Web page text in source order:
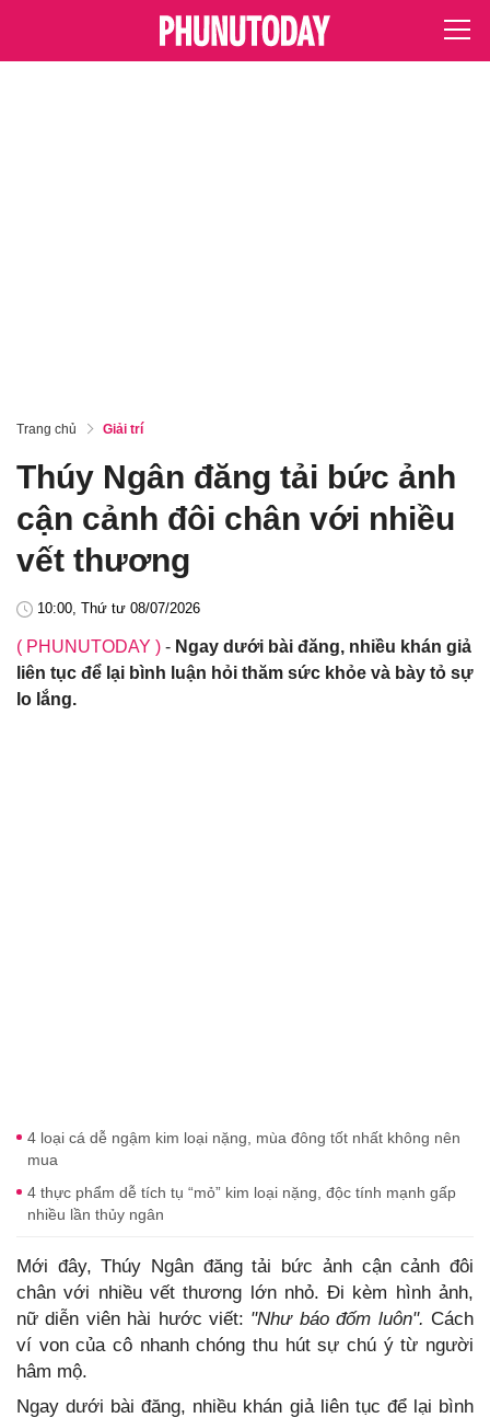
Trang chủ Giải trí
Thúy Ngân đăng tải bức ảnh
cận cảnh đôi chân với nhiều
vết thương
10:00, Thứ tư 08/07/2026
( PHUNUTODAY ) - Ngay dưới bài đăng, nhiều khán giả
liên tục để lại bình luận hỏi thăm sức khỏe và bày tỏ sự
lo lắng.
4 loại cá dễ ngậm kim loại nặng, mùa đông tốt nhất không nên
mua
4 thực phẩm dễ tích tụ “mỏ” kim loại nặng, độc tính mạnh gấp
nhiều lần thủy ngân
Mới đây, Thúy Ngân đăng tải bức ảnh cận cảnh đôi
chân với nhiều vết thương lớn nhỏ. Đi kèm hình ảnh,
nữ diễn viên hài hước viết: "Như báo đốm luôn". Cách
ví von của cô nhanh chóng thu hút sự chú ý từ người
hâm mộ.
Ngay dưới bài đăng, nhiều khán giả liên tục để lại bình